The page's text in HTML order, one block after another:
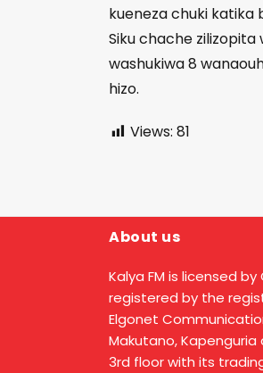
kueneza chuki katika
Siku chache
washukiwa 8
hizo.
Views: 81
About us
Kalya FM is licensed
registered by the
Elgonet
Makutano,
3rd floor with its